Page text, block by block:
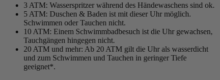
3 ATM: Wasserspritzer während des Händewaschens sind ok.
5 ATM: Duschen & Baden ist mit dieser Uhr möglich.
Schwimmen oder Tauchen nicht.
10 ATM: Einem Schwimmbadbesuch ist die Uhr gewachsen,
Tauchgängen hingegen nicht.
20 ATM und mehr: Ab 20 ATM gilt die Uhr als wasserdicht
und zum Schwimmen und Tauchen in geringer Tiefe
geeignet*.